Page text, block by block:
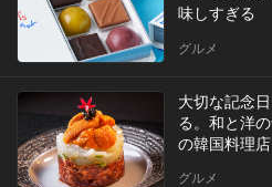
味しすぎる
グルメ
大切な記念
る。和と洋
の韓国料理店
グルメ